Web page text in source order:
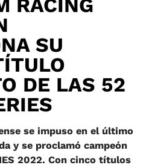
RACING
SU
DE LAS 52
se impuso en el último
y se proclamó campeón
2022. Con cinco títulos